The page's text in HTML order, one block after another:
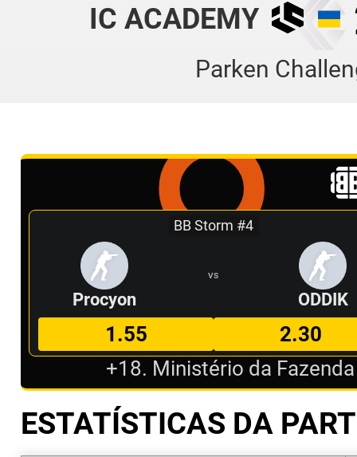
IC ACADEMY
Parken
BB Storm #4
Procyon
VS
ODDIK
1.55
2.30
+18. Ministério da
ESTATÍSTICAS DA